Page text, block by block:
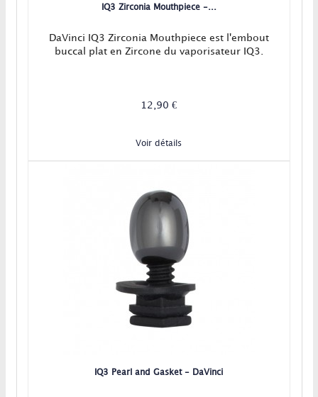
IQ3 Zirconia Mouthpiece -...
DaVinci IQ3 Zirconia Mouthpiece est l'embout
buccal plat en Zircone du vaporisateur IQ3.
12,90 €
Voir détails
IQ3 Pearl and Gasket - DaVinci